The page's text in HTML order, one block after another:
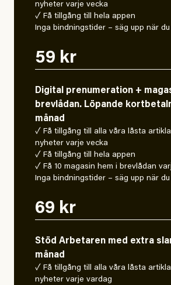
nyheter varje vecka
✓ Få tillgång till hela appen
Inga bindningstider – säg upp när du
59 kr
Digital prenumeration +
brevlådan. Löpande
månad
✓ Få tillgång till alla våra låsta
nyheter varje vecka
✓ Få tillgång till hela appen
✓ Få 10 magasin hem i brevlådan
Inga bindningstider – säg upp när du
69 kr
Stöd Arbetaren med extra
månad
✓ Få tillgång till alla våra låsta
nyheter varje vardag